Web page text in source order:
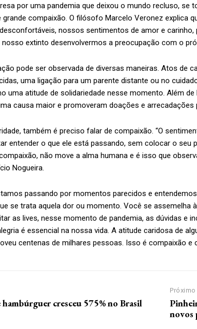
por uma pandemia que deixou o mundo recluso, se
grande compaixão. O filósofo Marcelo Veronez explica
nossos sentimentos de amor e
extinto desenvolvermos a preocupação com o
pode ser observada de diversas maneiras. Atos de
uma ligação para um parente distante ou no
uma atitude de solidariedade nesse momento. Além
causa maior e promoveram doações e arrecadações
também é preciso falar de compaixão. “O
entender o que ele está passando, sem colocar o seu
não move a alma humana e é isso que
Nogueira.
passando por momentos parecidos e
se trata aquela dor ou momento. Você se assemelha
as lives, nesse momento de pandemia, as dúvidas e
é essencial na nossa vida. A atitude caridosa de
centenas de milhares pessoas. Isso é compaixão e
cresceu 575% no Brasil
novos